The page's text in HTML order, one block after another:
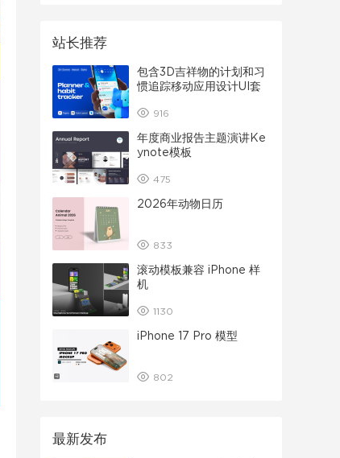
站长推荐
包含3D吉祥物的计划和习
惯追踪移动应用设计UI套
916
年度商业报告主题演讲Ke
ynote模板
475
2026年动物日历
833
滚动模板兼容 iPhone 样
机
1130
iPhone 17 Pro 模型
802
最新发布